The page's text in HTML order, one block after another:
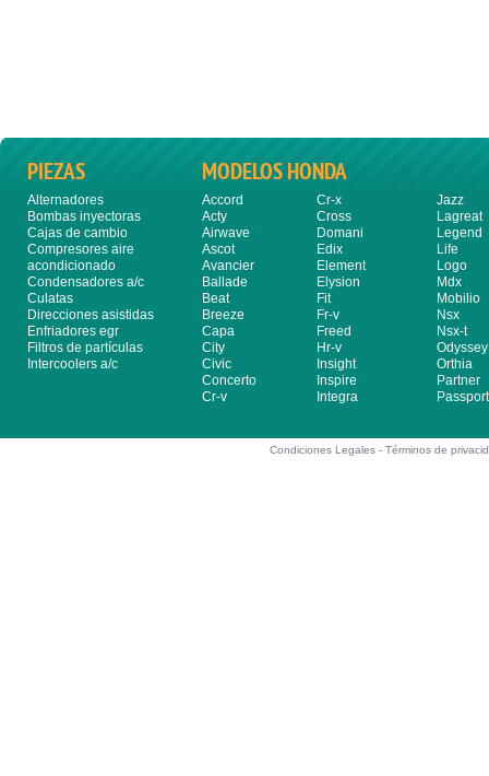
PIEZAS
Alternadores
Bombas inyectoras
Cajas de cambio
Compresores aire
acondicionado
Condensadores a/c
Culatas
Direcciones asistidas
Enfriadores egr
Filtros de partículas
Intercoolers a/c
MODELOS HONDA
Accord
Acty
Airwave
Ascot
Avancier
Ballade
Beat
Breeze
Capa
City
Civic
Concerto
Cr-v
Cr-x
Cross
Domani
Edix
Element
Elysion
Fit
Fr-v
Freed
Hr-v
Insight
Inspire
Integra
Jazz
Lagreat
Legend
Life
Logo
Mdx
Mobilio
Nsx
Nsx-t
Odyssey
Orthia
Partner
Passport
Condiciones Legales -Términos de